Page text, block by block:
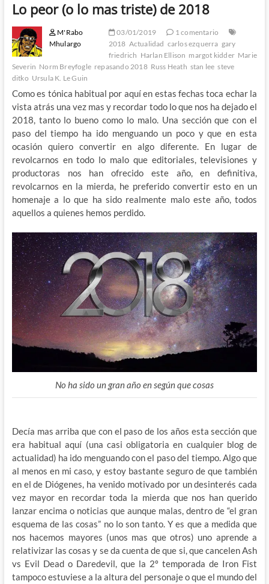
Lo peor (o lo mas triste) de 2018
M'Rabo
Mhulargo
03/01/2019
1 comentario
2018 Actualidad carlos ezquerra gary
friedrich Harlan Ellison margot kidder Marie
Severin Norm Breyfogle repasando 2018 Russ Heath stan lee steve
ditko Ursula K. Le Guin
Como es tónica habitual por aquí en estas fechas toca echar la
vista atrás una vez mas y recordar todo lo que nos ha dejado el
2018, tanto lo bueno como lo malo. Una sección que con el
paso del tiempo ha ido menguando un poco y que en esta
ocasión quiero convertir en algo diferente. En lugar de
revolcarnos en todo lo malo que editoriales, televisiones y
productoras nos han ofrecido este año, en definitiva,
revolcarnos en la mierda, he preferido convertir esto en un
homenaje a lo que ha sido realmente malo este año, todos
aquellos a quienes hemos perdido.
No ha sido un gran año en según que cosas
Decía mas arriba que con el paso de los años esta sección que
era habitual aquí (una casi obligatoria en cualquier blog de
actualidad) ha ido menguando con el paso del tiempo. Algo que
al menos en mi caso, y estoy bastante seguro de que también
en el de Diógenes, ha venido motivado por un desinterés cada
vez mayor en recordar toda la mierda que nos han querido
lanzar encima o noticias que aunque malas, dentro de “el gran
esquema de las cosas” no lo son tanto. Y es que a medida que
nos hacemos mayores (unos mas que otros) uno aprende a
relativizar las cosas y se da cuenta de que si, que cancelen Ash
vs Evil Dead o Daredevil, que la 2º temporada de Iron Fist
tampoco estuviese a la altura del personaje o que el mundo del